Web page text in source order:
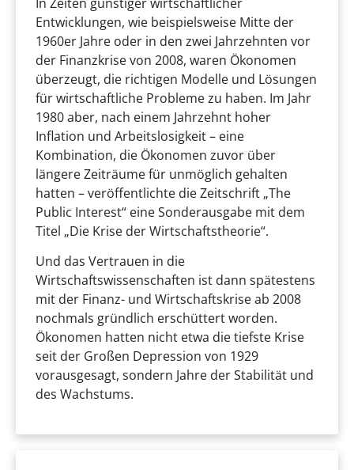
Entwicklungen, wie beispielsweise Mitte der
1960er Jahre oder in den zwei Jahrzehnten vor
der Finanzkrise von 2008, waren Ökonomen
überzeugt, die richtigen Modelle und Lösungen
für wirtschaftliche Probleme zu haben. Im Jahr
1980 aber, nach einem Jahrzehnt hoher
Inflation und Arbeitslosigkeit – eine
Kombination, die Ökonomen zuvor über
längere Zeiträume für unmöglich gehalten
hatten – veröffentlichte die Zeitschrift „The
Public Interest“ eine Sonderausgabe mit dem
Titel „Die Krise der Wirtschaftstheorie“.
Und das Vertrauen in die
Wirtschaftswissenschaften ist dann spätestens
mit der Finanz- und Wirtschaftskrise ab 2008
nochmals gründlich erschüttert worden.
Ökonomen hatten nicht etwa die tiefste Krise
seit der Großen Depression von 1929
vorausgesagt, sondern Jahre der Stabilität und
des Wachstums.